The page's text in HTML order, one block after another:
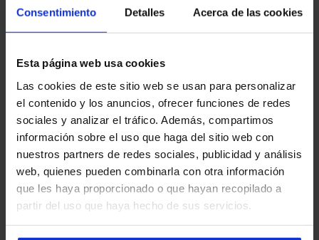
Consentimiento Detalles Acerca de las cookies
Esta página web usa cookies
Las cookies de este sitio web se usan para personalizar
el contenido y los anuncios, ofrecer funciones de redes
sociales y analizar el tráfico. Además, compartimos
información sobre el uso que haga del sitio web con
nuestros partners de redes sociales, publicidad y análisis
web, quienes pueden combinarla con otra información
que les haya proporcionado o que hayan recopilado a
partir del uso que haya hecho de sus servicios.
Découvrez les portes automatiques Manusa
dans les quartiers de Barcelone